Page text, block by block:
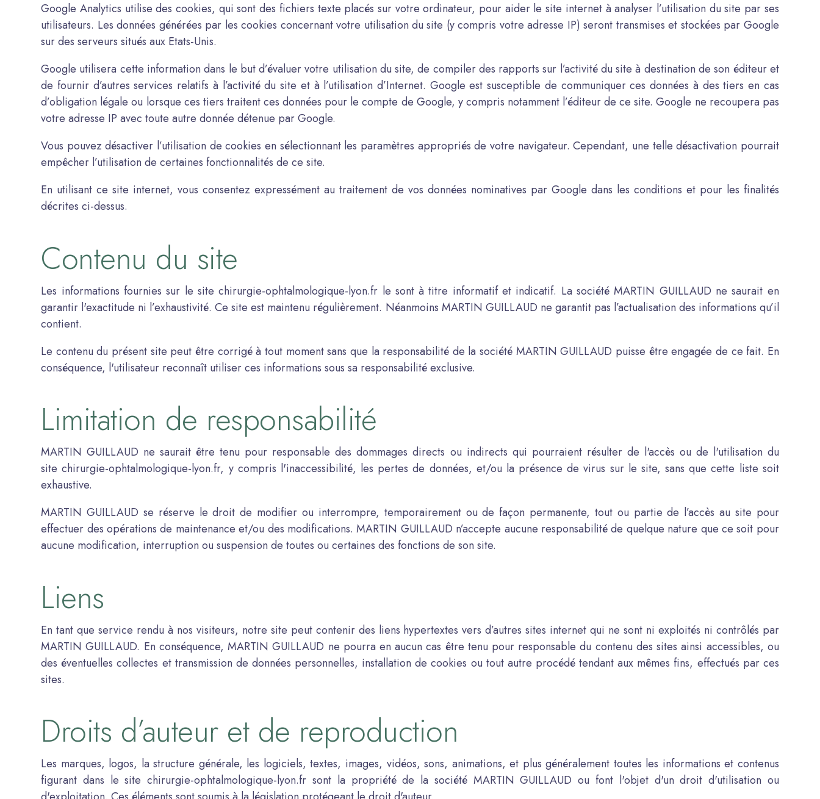
Google Analytics utilise des cookies, qui sont des fichiers texte placés sur votre ordinateur, pour aider le site internet à analyser l’utilisation du site par ses
utilisateurs. Les données générées par les cookies concernant votre utilisation du site (y compris votre adresse IP) seront transmises et stockées par Google
sur des serveurs situés aux Etats-Unis.
Google utilisera cette information dans le but d’évaluer votre utilisation du site, de compiler des rapports sur l’activité du site à destination de son éditeur et
de fournir d’autres services relatifs à l’activité du site et à l’utilisation d’Internet. Google est susceptible de communiquer ces données à des tiers en cas
d’obligation légale ou lorsque ces tiers traitent ces données pour le compte de Google, y compris notamment l’éditeur de ce site. Google ne recoupera pas
votre adresse IP avec toute autre donnée détenue par Google.
Vous pouvez désactiver l’utilisation de cookies en sélectionnant les paramètres appropriés de votre navigateur. Cependant, une telle désactivation pourrait
empêcher l’utilisation de certaines fonctionnalités de ce site.
En utilisant ce site internet, vous consentez expressément au traitement de vos données nominatives par Google dans les conditions et pour les finalités
décrites ci-dessus.
Contenu du site
Les informations fournies sur le site chirurgie-ophtalmologique-lyon.fr le sont à titre informatif et indicatif. La société MARTIN GUILLAUD ne saurait en
garantir l'exactitude ni l’exhaustivité. Ce site est maintenu régulièrement. Néanmoins MARTIN GUILLAUD ne garantit pas l’actualisation des informations qu’il
contient.
Le contenu du présent site peut être corrigé à tout moment sans que la responsabilité de la société MARTIN GUILLAUD puisse être engagée de ce fait. En
conséquence, l'utilisateur reconnaît utiliser ces informations sous sa responsabilité exclusive.
Limitation de responsabilité
MARTIN GUILLAUD ne saurait être tenu pour responsable des dommages directs ou indirects qui pourraient résulter de l'accès ou de l'utilisation du
site chirurgie-ophtalmologique-lyon.fr, y compris l'inaccessibilité, les pertes de données, et/ou la présence de virus sur le site, sans que cette liste soit
exhaustive.
MARTIN GUILLAUD se réserve le droit de modifier ou interrompre, temporairement ou de façon permanente, tout ou partie de l’accès au site pour
effectuer des opérations de maintenance et/ou des modifications. MARTIN GUILLAUD n’accepte aucune responsabilité de quelque nature que ce soit pour
aucune modification, interruption ou suspension de toutes ou certaines des fonctions de son site.
Liens
En tant que service rendu à nos visiteurs, notre site peut contenir des liens hypertextes vers d’autres sites internet qui ne sont ni exploités ni contrôlés par
MARTIN GUILLAUD. En conséquence, MARTIN GUILLAUD ne pourra en aucun cas être tenu pour responsable du contenu des sites ainsi accessibles, ou
des éventuelles collectes et transmission de données personnelles, installation de cookies ou tout autre procédé tendant aux mêmes fins, effectués par ces
sites.
Droits d’auteur et de reproduction
Les marques, logos, la structure générale, les logiciels, textes, images, vidéos, sons, animations, et plus généralement toutes les informations et contenus
figurant dans le site chirurgie-ophtalmologique-lyon.fr sont la propriété de la société MARTIN GUILLAUD ou font l'objet d'un droit d'utilisation ou